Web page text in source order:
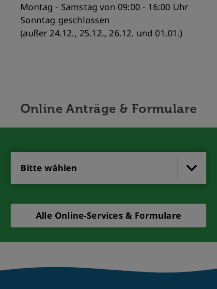
Montag - Samstag von 09:00 - 16:00 Uhr
Sonntag geschlossen
(außer 24.12., 25.12., 26.12. und 01.01.)
Online Anträge & Formulare
Bitte wählen
Alle Online-Services & Formulare